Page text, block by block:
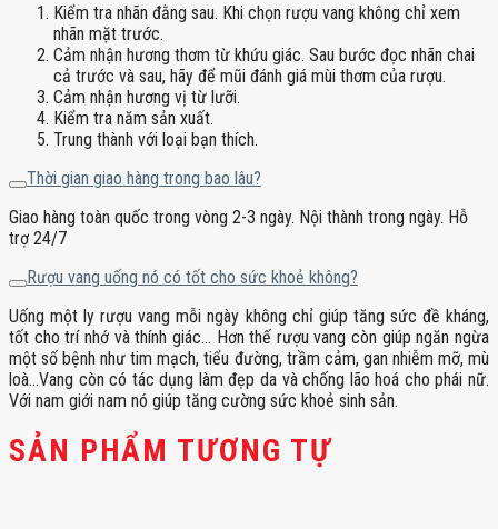
Kiểm tra nhãn đằng sau. Khi chọn rượu vang không chỉ xem
nhãn mặt trước.
Cảm nhận hương thơm từ khứu giác. Sau bước đọc nhãn chai
cả trước và sau, hãy để mũi đánh giá mùi thơm của rượu.
Cảm nhận hương vị từ lưỡi.
Kiểm tra năm sản xuất.
Trung thành với loại bạn thích.
Thời gian giao hàng trong bao lâu?
Giao hàng toàn quốc trong vòng 2-3 ngày. Nội thành trong ngày. Hỗ
trợ 24/7
Rượu vang uống nó có tốt cho sức khoẻ không?
Uống một ly rượu vang mỗi ngày không chỉ giúp tăng sức đề kháng,
tốt cho trí nhớ và thính giác… Hơn thế rượu vang còn giúp ngăn ngừa
một số bệnh như tim mạch, tiểu đường, trầm cảm, gan nhiễm mỡ, mù
loà…Vang còn có tác dụng làm đẹp da và chống lão hoá cho phái nữ.
Với nam giới nam nó giúp tăng cường sức khoẻ sinh sản.
SẢN PHẨM TƯƠNG TỰ